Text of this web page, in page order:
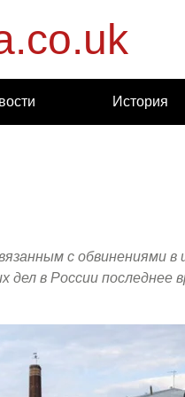
История
с обвинениями в
дел в России последнее